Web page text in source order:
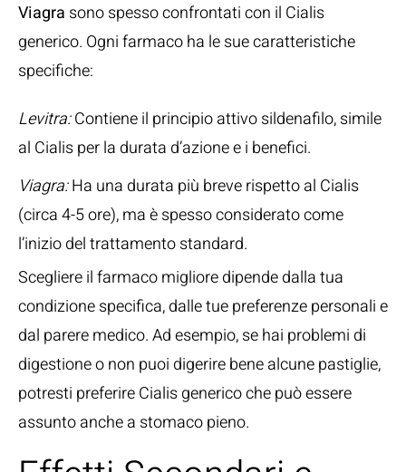
Viagra sono spesso confrontati con il Cialis
generico. Ogni farmaco ha le sue caratteristiche
specifiche:
Levitra:Contiene il principio attivo sildenafilo, simile
al Cialis per la durata d’azione e i benefici.
Viagra:Ha una durata più breve rispetto al Cialis
(circa 4-5 ore), ma è spesso considerato come
l’inizio del trattamento standard.
Scegliere il farmaco migliore dipende dalla tua
condizione specifica, dalle tue preferenze personali e
dal parere medico. Ad esempio, se hai problemi di
digestione o non puoi digerire bene alcune pastiglie,
potresti preferire Cialis generico che può essere
assunto anche a stomaco pieno.